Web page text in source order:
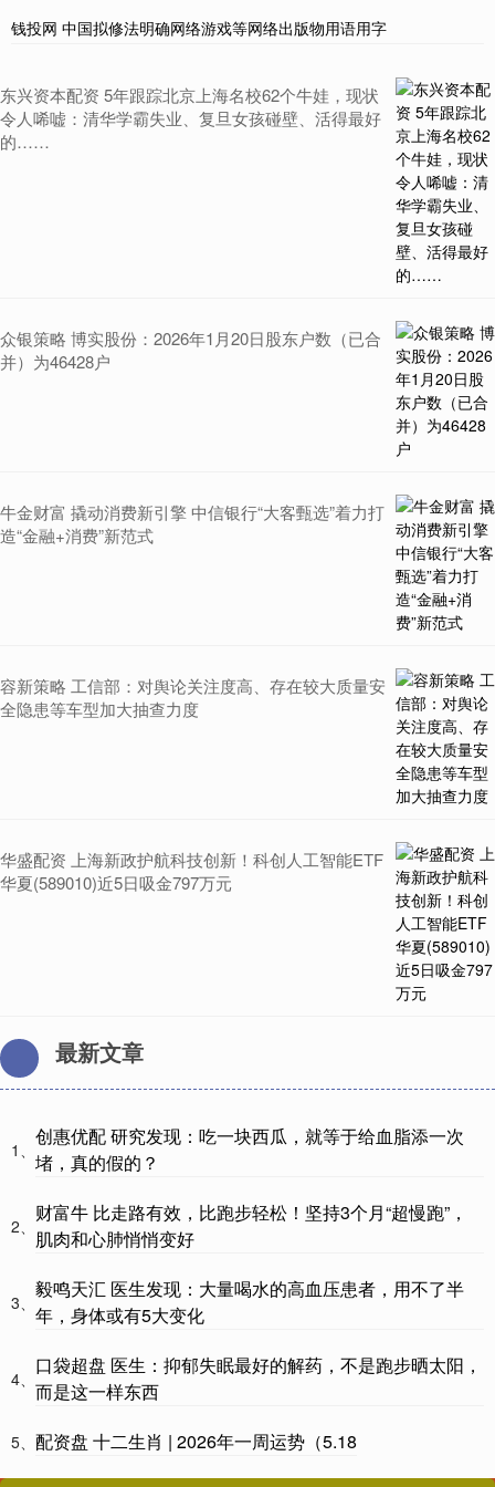
钱投网 中国拟修法明确网络游戏等网络出版物用语用字
东兴资本配资 5年跟踪北京上海名校62个牛娃，现状
令人唏嘘：清华学霸失业、复旦女孩碰壁、活得最好
的……
众银策略 博实股份：2026年1月20日股东户数（已合
并）为46428户
牛金财富 撬动消费新引擎 中信银行“大客甄选”着力打
造“金融+消费”新范式
容新策略 工信部：对舆论关注度高、存在较大质量安
全隐患等车型加大抽查力度
华盛配资 上海新政护航科技创新！科创人工智能ETF
华夏(589010)近5日吸金797万元
最新文章
1、
创惠优配 研究发现：吃一块西瓜，就等于给血脂添一次
堵，真的假的？
2、
财富牛 比走路有效，比跑步轻松！坚持3个月“超慢跑”，
肌肉和心肺悄悄变好
3、
毅鸣天汇 医生发现：大量喝水的高血压患者，用不了半
年，身体或有5大变化
4、
口袋超盘 医生：抑郁失眠最好的解药，不是跑步晒太阳，
而是这一样东西
5、 配资盘 十二生肖 | 2026年一周运势（5.18